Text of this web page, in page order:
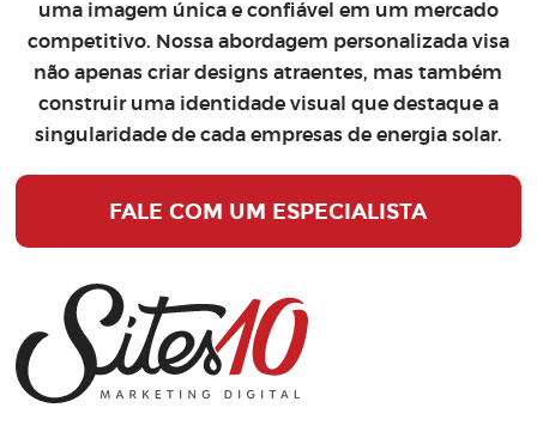
uma imagem única e confiável em um mercado
competitivo. Nossa abordagem personalizada visa
não apenas criar designs atraentes, mas também
construir uma identidade visual que destaque a
singularidade de cada empresas de energia solar.
FALE COM UM ESPECIALISTA